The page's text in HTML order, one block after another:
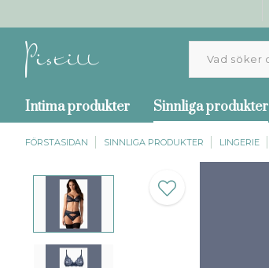
Intima produkter Sinnliga produkter
FÖRSTASIDAN SINNLIGA PRODUKTER LINGERIE